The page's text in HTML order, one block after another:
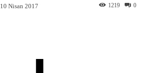
10 Nisan 2017 0
1219